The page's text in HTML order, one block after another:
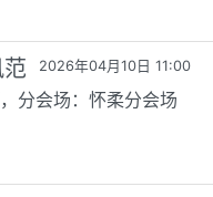
2026年04月10日 11:00
分会场：怀柔分会场